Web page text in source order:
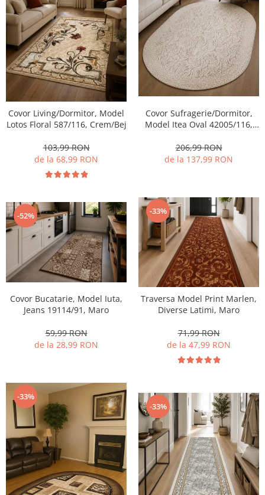
Covor Living/Dormitor, Model
Lotos Floral 587/116, Crem/Bej
103,99 RON
de la 68,99 RON
Covor Sufragerie/Dormitor,
Model Itea Oval 42005/116,
206,99 RON
de la 137,99 RON
-52%
Covor Bucatarie, Model Iuta,
Jeans 19114/91, Maro
59,99 RON
de la 28,99 RON
-33%
Traversa Model Print Marlen,
Diverse Latimi, Maro
71,99 RON
de la 47,99 RON
-33%
-33%